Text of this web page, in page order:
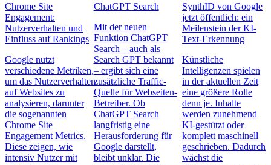
Chrome Site
Engagement:
Nutzerverhalten und
Einfluss auf Rankings
Google nutzt
verschiedene Metriken,
um das Nutzerverhalten
auf Websites zu
analysieren, darunter
die sogenannten
Chrome Site
Engagement Metrics.
Diese zeigen, wie
intensiv Nutzer mit
ChatGPT Search
Mit der neuen
Funktion ChatGPT
Search – auch als
Search GPT bekannt
– ergibt sich eine
zusätzliche Traffic-
Quelle für Webseiten-
Betreiber. Ob
ChatGPT Search
langfristig eine
Herausforderung für
Google darstellt,
bleibt unklar. Die
SynthID von Google
jetzt öffentlich: ein
Meilenstein der KI-
Text-Erkennung
Künstliche
Intelligenzen spielen
in der aktuellen Zeit
eine größere Rolle
denn je. Inhalte
werden zunehmend
KI-gestützt oder
komplett maschinell
geschrieben. Dadurch
wächst die